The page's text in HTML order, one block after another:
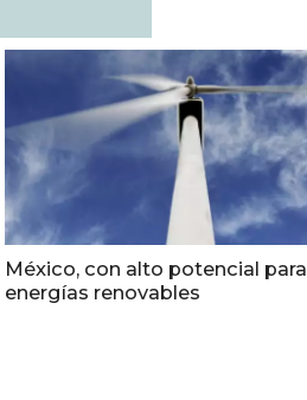
México, con alto potencial para
energías renovables